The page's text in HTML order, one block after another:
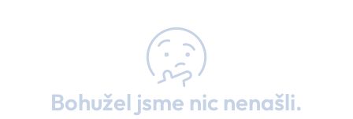
Bohužel jsme nic nenašli.